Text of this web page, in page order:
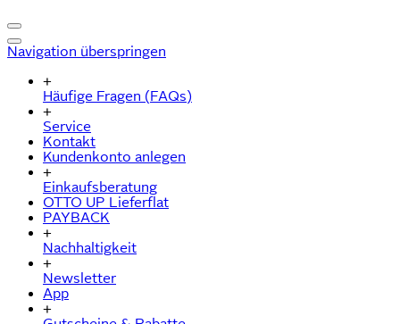
Navigation überspringen
+
Häufige Fragen (FAQs)
+
Service
Kontakt
Kundenkonto anlegen
+
Einkaufsberatung
OTTO UP Lieferflat
PAYBACK
+
Nachhaltigkeit
+
Newsletter
App
+